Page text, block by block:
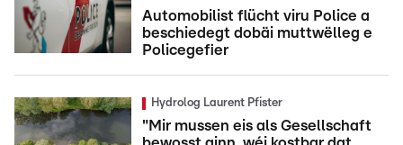
Automobilist flücht viru Police a
beschiedegt dobäi muttwëlleg e
Policegefier
Hydrolog Laurent Pfister
"Mir mussen eis als Gesellschaft